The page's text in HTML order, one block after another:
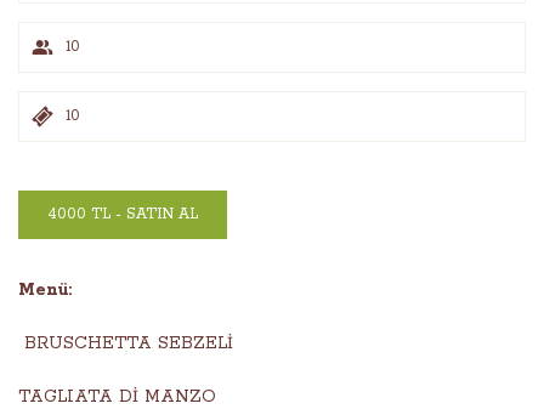
10
10
4000 TL - SATIN AL
Menü:
BRUSCHETTA SEBZELİ
TAGLIATA Dİ MANZO